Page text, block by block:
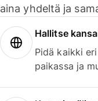
aina yhdeltä ja
Hallitse
Pidä kaikki
paikassa ja